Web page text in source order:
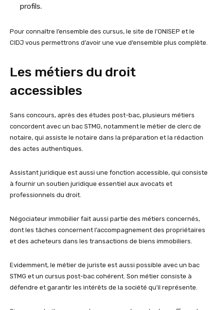
profils.
Pour connaître l’ensemble des cursus, le site de l’ONISEP et le
CIDJ vous permettrons d’avoir une vue d’ensemble plus complète.
Les métiers du droit
accessibles
Sans concours, après des études post-bac, plusieurs métiers
concordent avec un bac STMG, notamment le métier de clerc de
notaire, qui assiste le notaire dans la préparation et la rédaction
des actes authentiques.
Assistant juridique est aussi une fonction accessible, qui consiste
à fournir un soutien juridique essentiel aux avocats et
professionnels du droit.
Négociateur immobilier fait aussi partie des métiers concernés,
dont les tâches concernent l’accompagnement des propriétaires
et des acheteurs dans les transactions de biens immobiliers.
Evidemment, le métier de juriste est aussi possible avec un bac
STMG et un cursus post-bac cohérent. Son métier consiste à
défendre et garantir les intérêts de la société qu’il représente.